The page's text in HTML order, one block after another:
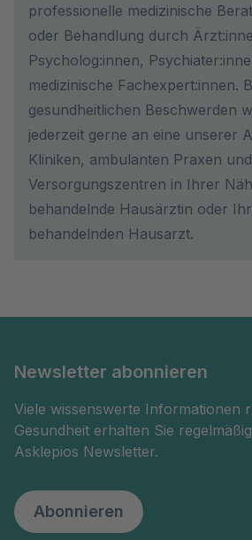
professionelle medizinische
oder Behandlung durch
Psycholog:innen,
medizinische Fachexpert:innen.
gesundheitlichen Beschwerden
jederzeit gerne an eine unserer
Kliniken, ambulanten Praxen
Versorgungszentren in Ihrer
behandelnde Hausärztin oder
behandelnden Hausarzt.
Newsletter abonnieren
Viele wissenswerte Informationen
Gesundheit erhalten Sie
Asklepios Newsletter.
Abonnieren